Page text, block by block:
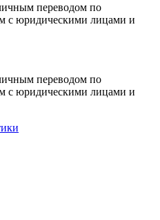
переводом по
с юридическими лицами и
переводом по
с юридическими лицами и